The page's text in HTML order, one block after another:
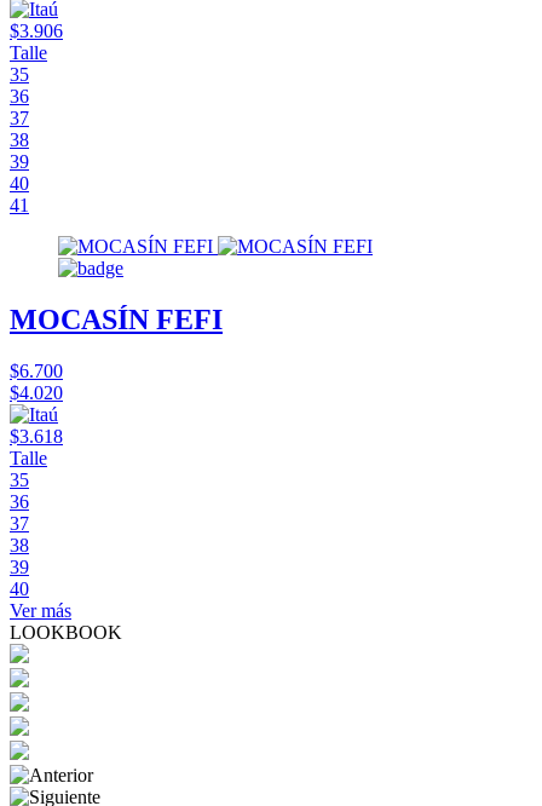
$3.906
Talle
35
36
37
38
39
40
41
MOCASÍN FEFI
$6.700
$4.020
$3.618
Talle
35
36
37
38
39
40
Ver más
LOOKBOOK